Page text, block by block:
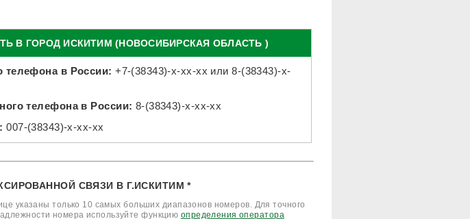
В ГОРОД ИСКИТИМ (НОВОСИБИРСКАЯ ОБЛАСТЬ )
телефона в России: +7-(38343)-x-xx-xx или8-(38343)-x-
телефона в России: 8-(38343)-x-xx-xx
007-(38343)-x-xx-xx
СВЯЗИ В Г.ИСКИТИМ *
указаны только 10 самых больших диапазонов номеров. Для точного
номера используйте функцию определения оператора